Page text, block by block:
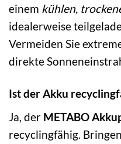
einem kühlen,
idealerweise
Vermeiden Sie
direkte
Ist der Akku
Ja, der METABO
recyclingfähig.